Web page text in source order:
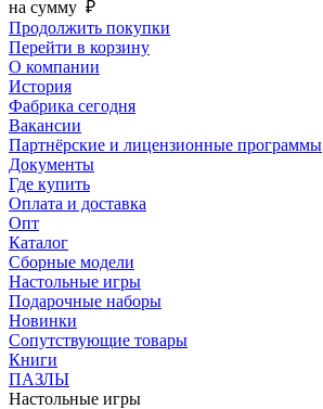
на сумму ₽
Продолжить покупки
Перейти в корзину
О компании
История
Фабрика сегодня
Вакансии
Партнёрские и лицензионные программы
Документы
Где купить
Оплата и доставка
Опт
Каталог
Сборные модели
Настольные игры
Подарочные наборы
Новинки
Сопутствующие товары
Книги
ПАЗЛЫ
Настольные игры